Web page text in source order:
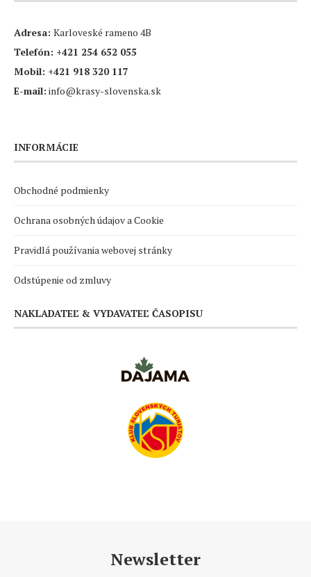
Adresa: Karloveské rameno 4B
Telefón: +421 254 652 055
Mobil: +421 918 320 117
E-mail: info@krasy-slovenska.sk
INFORMÁCIE
Obchodné podmienky
Ochrana osobných údajov a Cookie
Pravidlá používania webovej stránky
Odstúpenie od zmluvy
NAKLADATEĽ & VYDAVATEĽ ČASOPISU
Newsletter